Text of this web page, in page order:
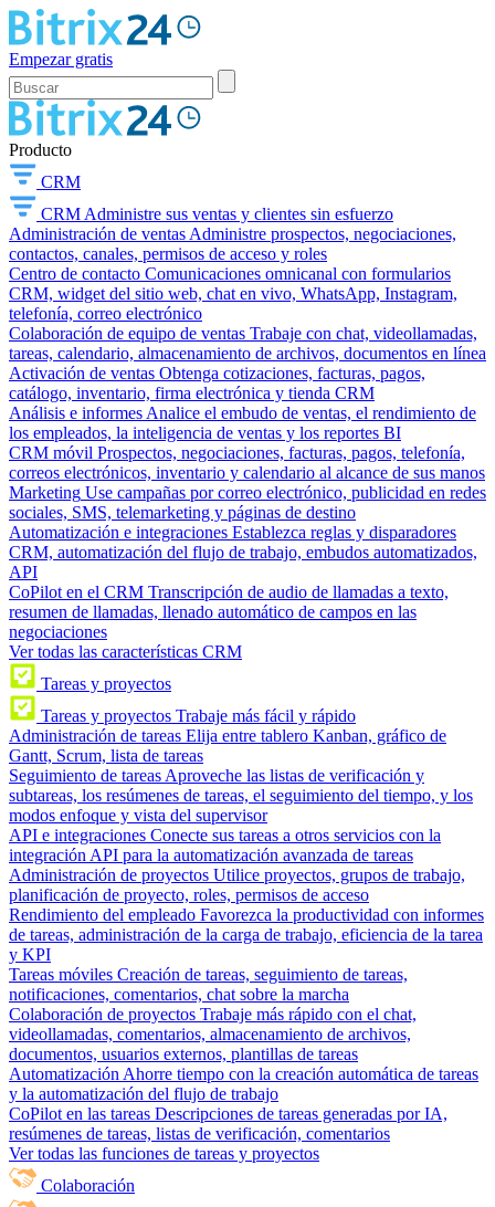
Empezar gratis
Producto
CRM
CRM Administre sus ventas y clientes sin esfuerzo
Administración de ventas Administre prospectos, negociaciones,
contactos, canales, permisos de acceso y roles
Centro de contacto Comunicaciones omnicanal con formularios
CRM, widget del sitio web, chat en vivo, WhatsApp, Instagram,
telefonía, correo electrónico
Colaboración de equipo de ventas Trabaje con chat, videollamadas,
tareas, calendario, almacenamiento de archivos, documentos en línea
Activación de ventas Obtenga cotizaciones, facturas, pagos,
catálogo, inventario, firma electrónica y tienda CRM
Análisis e informes Analice el embudo de ventas, el rendimiento de
los empleados, la inteligencia de ventas y los reportes BI
CRM móvil Prospectos, negociaciones, facturas, pagos, telefonía,
correos electrónicos, inventario y calendario al alcance de sus manos
Marketing Use campañas por correo electrónico, publicidad en redes
sociales, SMS, telemarketing y páginas de destino
Automatización e integraciones Establezca reglas y disparadores
CRM, automatización del flujo de trabajo, embudos automatizados,
API
CoPilot en el CRM Transcripción de audio de llamadas a texto,
resumen de llamadas, llenado automático de campos en las
negociaciones
Ver todas las características CRM
Tareas y proyectos
Tareas y proyectos Trabaje más fácil y rápido
Administración de tareas Elija entre tablero Kanban, gráfico de
Gantt, Scrum, lista de tareas
Seguimiento de tareas Aproveche las listas de verificación y
subtareas, los resúmenes de tareas, el seguimiento del tiempo, y los
modos enfoque y vista del supervisor
API e integraciones Conecte sus tareas a otros servicios con la
integración API para la automatización avanzada de tareas
Administración de proyectos Utilice proyectos, grupos de trabajo,
planificación de proyecto, roles, permisos de acceso
Rendimiento del empleado Favorezca la productividad con informes
de tareas, administración de la carga de trabajo, eficiencia de la tarea
y KPI
Tareas móviles Creación de tareas, seguimiento de tareas,
notificaciones, comentarios, chat sobre la marcha
Colaboración de proyectos Trabaje más rápido con el chat,
videollamadas, comentarios, almacenamiento de archivos,
documentos, usuarios externos, plantillas de tareas
Automatización Ahorre tiempo con la creación automática de tareas
y la automatización del flujo de trabajo
CoPilot en las tareas Descripciones de tareas generadas por IA,
resúmenes de tareas, listas de verificación, comentarios
Ver todas las funciones de tareas y proyectos
Colaboración